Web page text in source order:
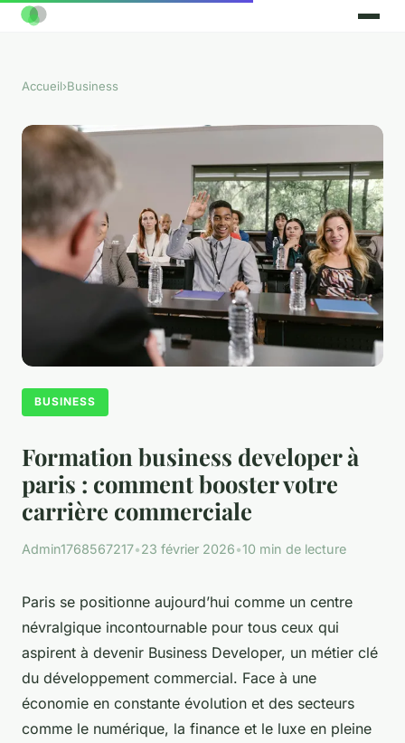
Accueil›Business
BUSINESS
Formation business developer à
paris : comment booster votre
carrière commerciale
Admin1768567217•23 février 2026•10 min de lecture
Paris se positionne aujourd’hui comme un centre
névralgique incontournable pour tous ceux qui
aspirent à devenir Business Developer, un métier clé
du développement commercial. Face à une
économie en constante évolution et des secteurs
comme le numérique, la finance et le luxe en pleine